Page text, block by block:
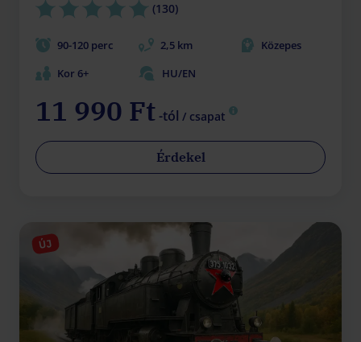
(130)
90-120 perc 2,5 km
Közepes
Kor 6+
HU/EN
11 990 Ft-tól / csapat
Érdekel
ÚJ